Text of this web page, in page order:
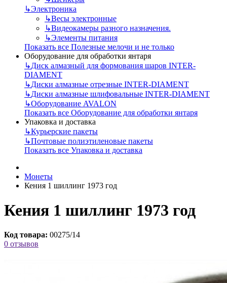
↳Электроника
↳Весы электронные
↳Видеокамеры разного назначения.
↳Элементы питания
Показать все Полезные мелочи и не только
Оборудование для обработки янтаря
↳Диск алмазный для формования шаров INTER-
DIAMENT
↳Диски алмазные отрезные INTER-DIAMENT
↳Диски алмазные шлифовальные INTER-DIAMENT
↳Оборудование AVALON
Показать все Оборудование для обработки янтаря
Упаковка и доставка
↳Курьерские пакеты
↳Почтовые полиэтиленовые пакеты
Показать все Упаковка и доставка
Монеты
Кения 1 шиллинг 1973 год
Кения 1 шиллинг 1973 год
Код товара: 00275/14
0 отзывов